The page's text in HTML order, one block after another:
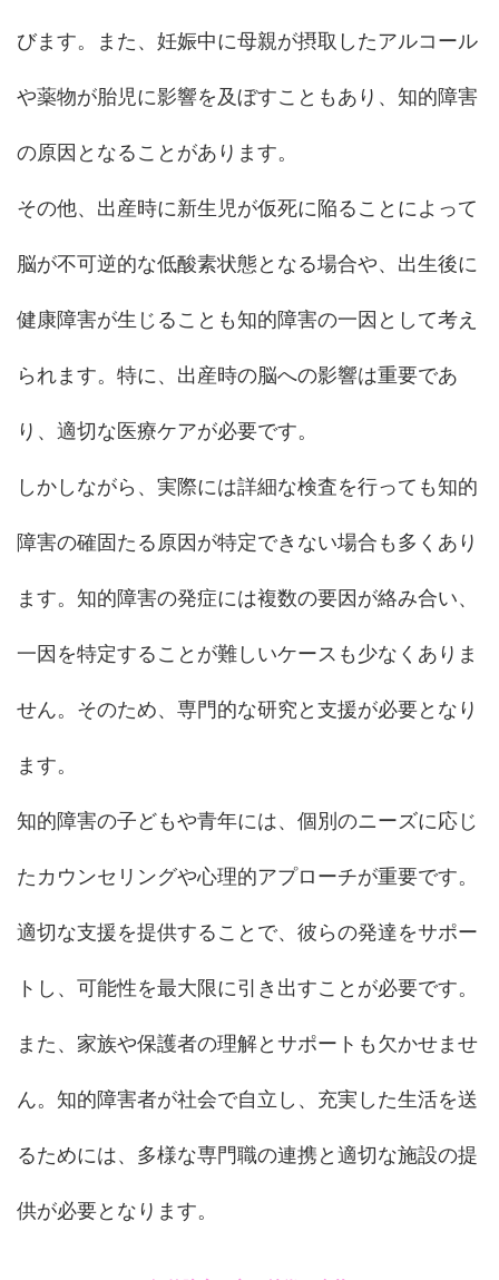
びます。また、妊娠中に母親が摂取したアルコール
や薬物が胎児に影響を及ぼすこともあり、知的障害
の原因となることがあります。
その他、出産時に新生児が仮死に陥ることによって
脳が不可逆的な低酸素状態となる場合や、出生後に
健康障害が生じることも知的障害の一因として考え
られます。特に、出産時の脳への影響は重要であ
り、適切な医療ケアが必要です。
しかしながら、実際には詳細な検査を行っても知的
障害の確固たる原因が特定できない場合も多くあり
ます。知的障害の発症には複数の要因が絡み合い、
一因を特定することが難しいケースも少なくありま
せん。そのため、専門的な研究と支援が必要となり
ます。
知的障害の子どもや青年には、個別のニーズに応じ
たカウンセリングや心理的アプローチが重要です。
適切な支援を提供することで、彼らの発達をサポー
トし、可能性を最大限に引き出すことが必要です。
また、家族や保護者の理解とサポートも欠かせませ
ん。知的障害者が社会で自立し、充実した生活を送
るためには、多様な専門職の連携と適切な施設の提
供が必要となります。